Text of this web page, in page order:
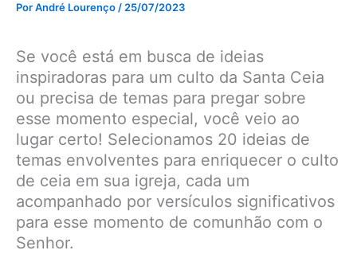
PorAndré Lourenço / 25/07/2023
Se você está em busca de ideias
inspiradoras para um culto da Santa Ceia
ou precisa de temas para pregar sobre
esse momento especial, você veio ao
lugar certo! Selecionamos 20 ideias de
temas envolventes para enriquecer o culto
de ceia em sua igreja, cada um
acompanhado por versículos significativos
para esse momento de comunhão com o
Senhor.